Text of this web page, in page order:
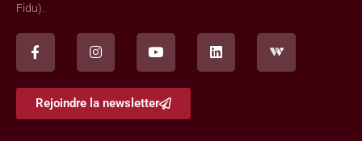
Fidu).
Rejoindre la newsletter